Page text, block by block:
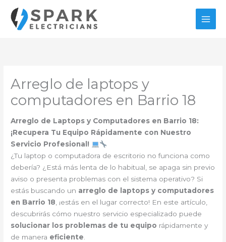
contenido
Arreglo de laptops y
computadores en Barrio 18
Arreglo de Laptops y Computadores en Barrio 18:
¡Recupera Tu Equipo Rápidamente con Nuestro
Servicio Profesional!
¿Tu laptop o computadora de escritorio no funciona como
debería? ¿Está más lenta de lo habitual, se apaga sin previo
aviso o presenta problemas con el sistema operativo? Si
estás buscando un arreglo de laptops y computadores
en Barrio 18, ¡estás en el lugar correcto! En este artículo,
descubrirás cómo nuestro servicio especializado puede
solucionar los problemas de tu equipo rápidamente y
de manera eficiente.